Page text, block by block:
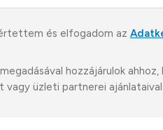
és elfogadom az
hozzájárulok
vagy üzleti partnerei